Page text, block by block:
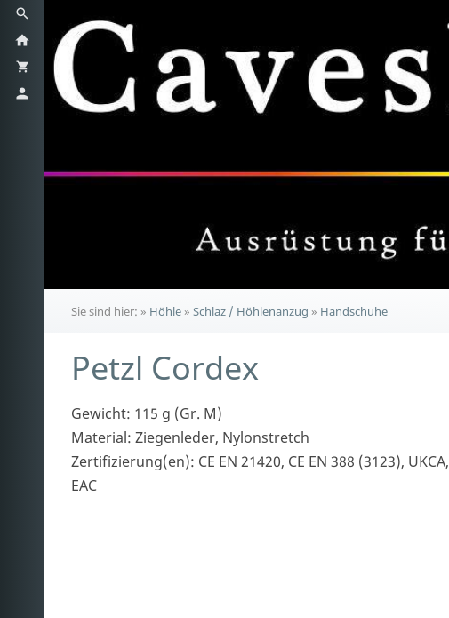
Sie sind hier: » Höhle» Schlaz / Höhlenanzug » Handschuhe
Petzl Cordex
Gewicht: 115 g (Gr. M)
Material: Ziegenleder, Nylonstretch
Zertifizierung(en): CE EN 21420, CE EN 388 (3123), UKCA,
EAC